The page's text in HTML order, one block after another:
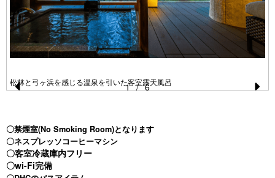
e
vi
o
松林と弓ヶ浜を感じる温泉を引いた客室露天風呂
1 / 6
〇禁煙室(No Smoking Room)となります
〇ネスプレッソコーヒーマシン
〇客室冷蔵庫内フリー
〇wi-Fi完備